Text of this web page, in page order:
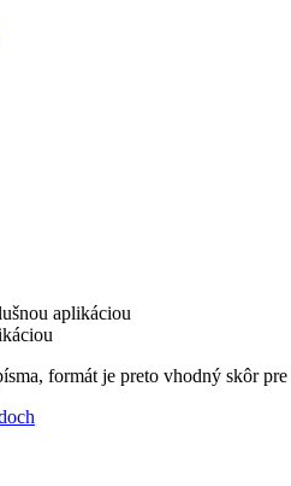
aplikáciou
formát je preto vhodný skôr pre